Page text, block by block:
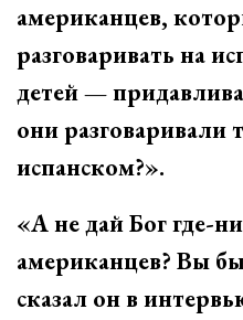
американцев,
разговаривать на
детей —
они разговаривали
испанском?».
«А не дай Бог где-
американцев? Вы
сказал он в